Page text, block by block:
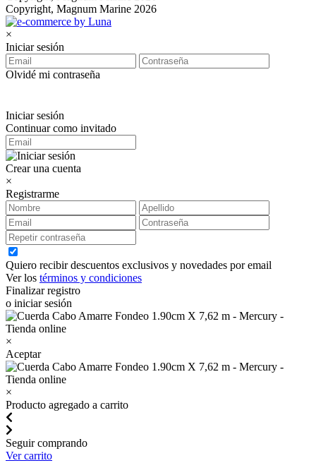
Copyright, Magnum Marine 2026
×
Iniciar sesión
Olvidé mi contraseña
Iniciar sesión
Continuar como invitado
Crear una cuenta
×
Registrarme
Quiero recibir descuentos exclusivos y novedades por email
Ver los términos y condiciones
Finalizar registro
o iniciar sesión
×
Aceptar
×
Producto agregado a carrito
Seguir comprando
Ver carrito